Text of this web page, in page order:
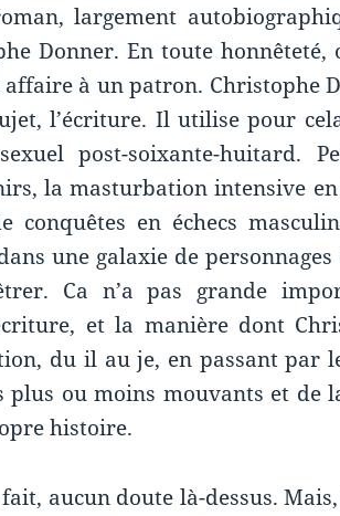
largement
Donner. En toute honnêteté,
affaire à un patron. Christophe
l’écriture. Il utilise pour
post-soixante-huitard.
la masturbation intensive
conquêtes en échecs
une galaxie de
Ca n’a pas grande
et la manière dont
du il au je, en passant par
plus ou moins mouvants et de
histoire.
aucun doute là-dessus.